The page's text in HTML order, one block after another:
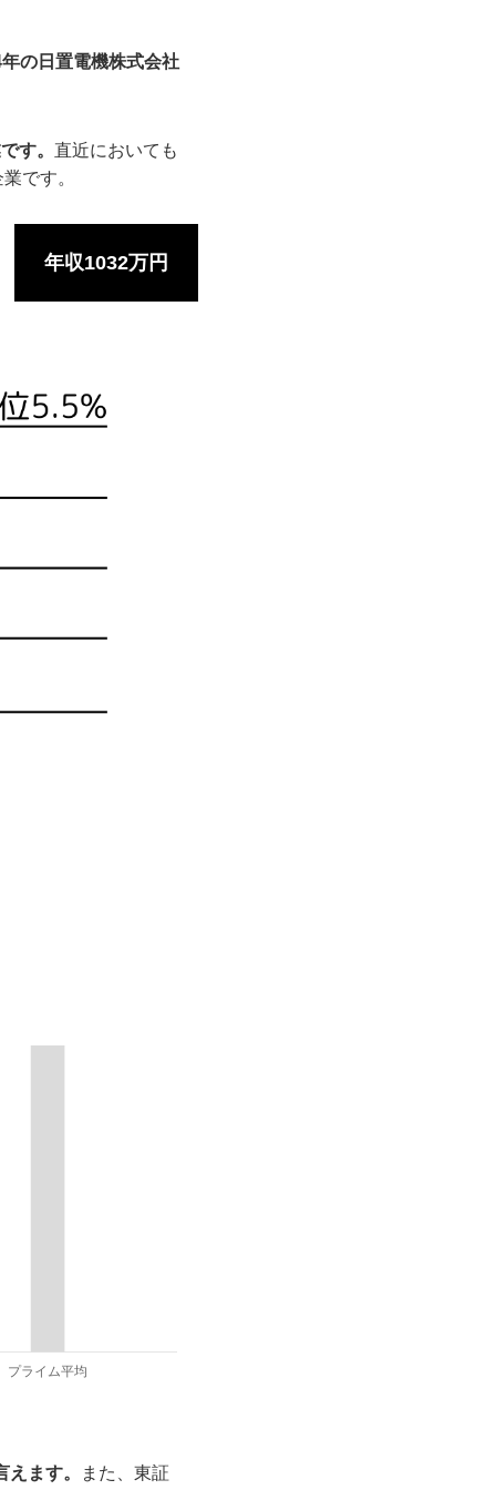
の日置電機株式会社
す。 直近においても
です。
年収1032万円
ます。
また、東証